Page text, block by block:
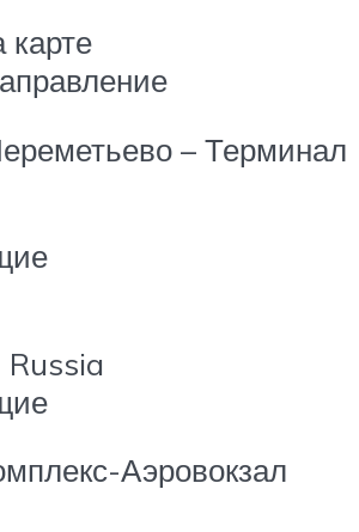
карте
– Терминал
Аэровокзал